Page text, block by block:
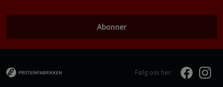
Abonner
Følg oss her: